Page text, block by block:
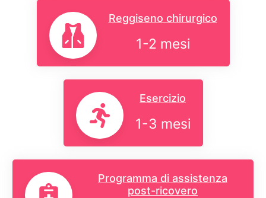
Reggiseno chirurgico
1-2 mesi
Esercizio
1-3 mesi
Programma di assistenza
post-ricovero